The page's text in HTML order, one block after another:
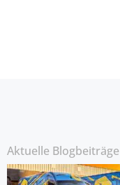
Aktuelle Blogbeiträge